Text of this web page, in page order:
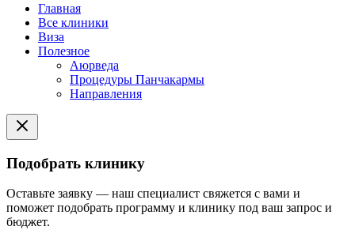
Главная
Все клиники
Виза
Полезное
Аюрведа
Процедуры Панчакармы
Направления
Подобрать клинику
Оставьте заявку — наш специалист свяжется с вами и
поможет подобрать программу и клинику под ваш запрос и
бюджет.